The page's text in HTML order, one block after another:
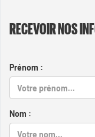
RECEVOIR NOS
Prénom :
Nom :